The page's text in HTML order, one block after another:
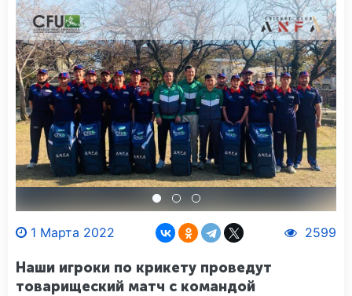
1 Марта 2022 2599
Наши игроки по крикету проведут
товарищеский матч с командой